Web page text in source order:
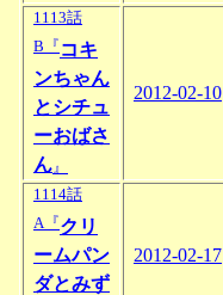
1113話
B『 コキ
ンちゃん
とシチュ
ーおばさ
ん 』
2012-02-10
1114話
A『クリ
ームパン
ダとみず
2012-02-17